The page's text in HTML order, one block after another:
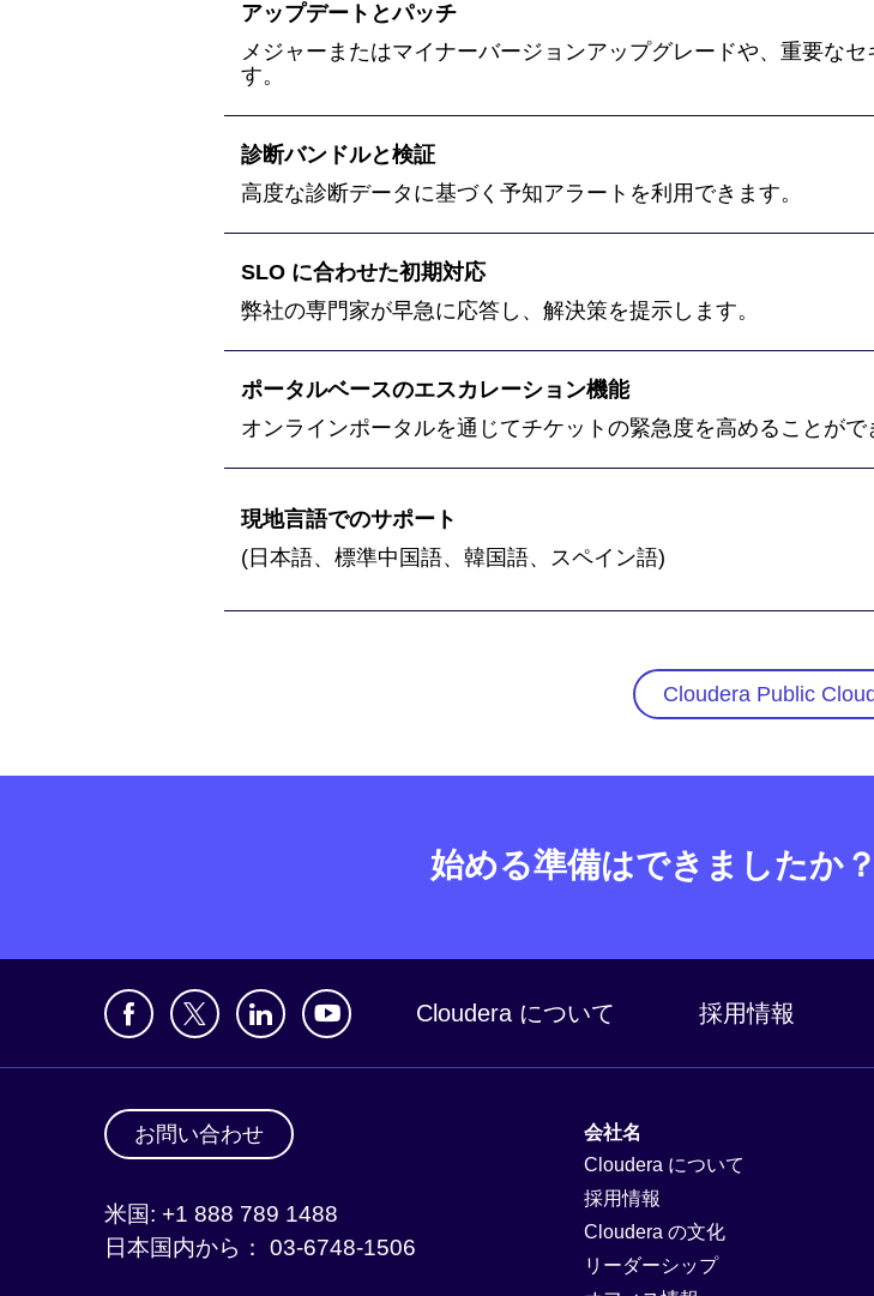
アップデートとパッチ
メジャーまたはマイナーバージョンアップグレードや、重要な
す。
診断バンドルと検証
高度な診断データに基づく予知アラートを利用できます。
SLO に合わせた初期対応
弊社の専門家が早急に応答し、解決策を提示します。
ポータルベースのエスカレーション機能
オンラインポータルを通じてチケットの緊急度を高めることがで
現地言語でのサポート
(日本語、標準中国語、韓国語、スペイン語)
Cloudera Public
始める準備はできましたか？
Cloudera について 採用情報
お問い合わせ
米国: +1 888 789 1488
日本国内から： 03-6748-1506
会社名
Cloudera について
採用情報
Cloudera の文化
リーダーシップ